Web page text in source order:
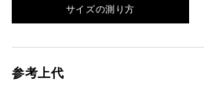
サイズの測り方
参考上代